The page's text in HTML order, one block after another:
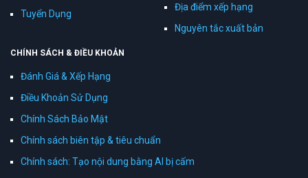
Tuyển Dụng
Địa điểm xếp hạng
Nguyên tắc xuất bản
CHÍNH SÁCH & ĐIỀU KHOẢN
Đánh Giá & Xếp Hạng
Điều Khoản Sử Dụng
Chính Sách Bảo Mật
Chính sách biên tập & tiêu chuẩn
Chính sách: Tạo nội dung bằng AI bị cấm